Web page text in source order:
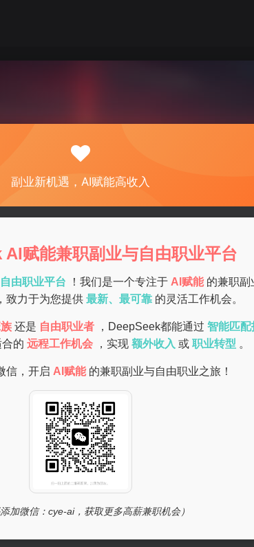
赚钱机会。无论您是学生、上班族还是自由职业者，我
副业机会，支持灵活时间安排。立即加入DeepSeek，
很抱歉，我还没学会这些知识。如果你有其他问题，我非常乐意为您提供服务。。
13
什么是短视频项目副业？ 随着互联网的快速发展，短视频已经成为当下最热门的内容形式之一。无论是娱乐、教育还是商业，短视频都能以简短、直观的方式吸引观众的注意力。短视频项目副业正是一个...
副业新机遇，AI赋能高收入
AI赋能兼职副业与自由职业平台
由职业平台 ！我们是一个专注于 AI赋能 的兼职副
致力于为您提供 最新、最可靠 的灵活工作机会。
还是 自由职业者 ，DeepSeek都能通过 智能匹配
合的 远程工作机会 ，实现 额外收入 或 职业转型 。
信，开启 AI赋能 的兼职副业与自由职业之旅！
添加微信：cye-ai，获取更多高薪兼职机会）